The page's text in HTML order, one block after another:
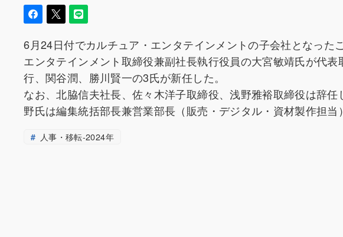
6月24日付でカルチュア・エンタテインメントの子会社となった
エンタテインメント取締役兼副社長執行役員の大宮敏靖氏が代
行、関谷潤、勝川賢一の3氏が新任した。
なお、北脇信夫社長、佐々木洋子取締役、浅野雅裕取締役は辞
野氏は編集統括部長兼営業部長（販売・デジタル・資材製作担当
人事・移転-2024年